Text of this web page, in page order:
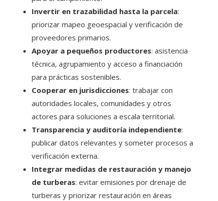
Invertir en trazabilidad hasta la parcela:
priorizar mapeo geoespacial y verificación de
proveedores primarios.
Apoyar a pequeños productores: asistencia
técnica, agrupamiento y acceso a financiación
para prácticas sostenibles.
Cooperar en jurisdicciones: trabajar con
autoridades locales, comunidades y otros
actores para soluciones a escala territorial.
Transparencia y auditoría independiente:
publicar datos relevantes y someter procesos a
verificación externa.
Integrar medidas de restauración y manejo
de turberas: evitar emisiones por drenaje de
turberas y priorizar restauración en áreas